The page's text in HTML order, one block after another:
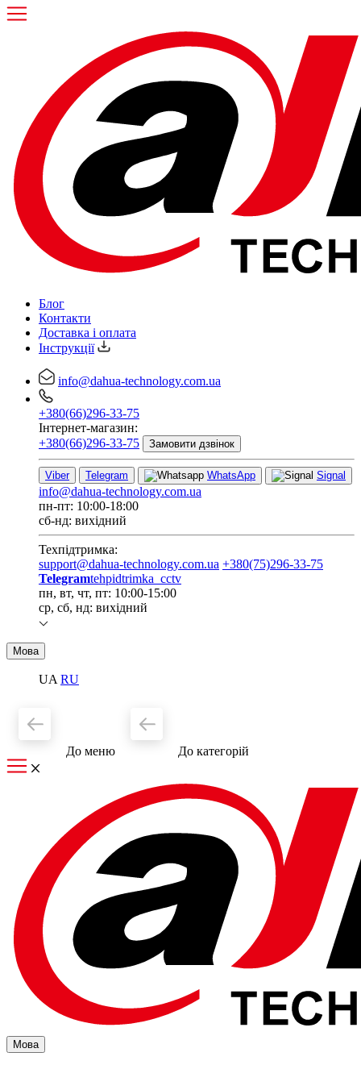
Блог
Контакти
Доставка і оплата
Інструкції
info@dahua-technology.com.ua
+380(66)296-33-75
Інтернет-магазин:
+380(66)296-33-75
Замовити дзвінок
Viber Telegram WhatsApp Signal
info@dahua-technology.com.ua
пн-пт: 10:00-18:00
сб-нд: вихідний
Техпідтримка:
support@dahua-technology.com.ua +380(75)296-33-75
Telegramtehpidtrimka_cctv
пн, вт, чт, пт: 10:00-15:00
ср, сб, нд: вихідний
Мова
UA RU
До меню До категорiй
Мова